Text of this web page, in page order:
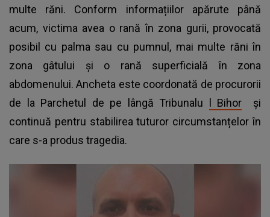
multe răni. Conform informațiilor apărute până
acum, victima avea o rană în zona gurii, provocată
posibil cu palma sau cu pumnul, mai multe răni în
zona gâtului și o rană superficială în zona
abdomenului. Ancheta este coordonată de procurorii
de la Parchetul de pe lângă Tribunalu l Bihor și
continuă pentru stabilirea tuturor circumstanțelor în
care s-a produs tragedia.